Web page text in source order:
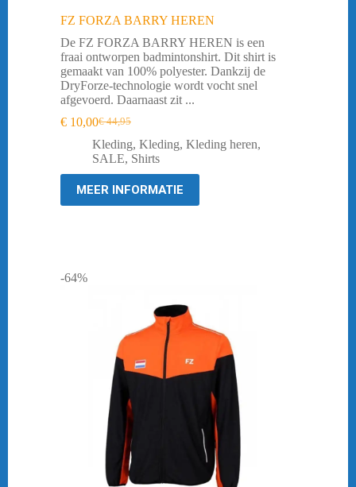
FZ FORZA BARRY HEREN
De FZ FORZA BARRY HEREN is een
fraai ontworpen badmintonshirt. Dit shirt is
gemaakt van 100% polyester. Dankzij de
DryForze-technologie wordt vocht snel
afgevoerd. Daarnaast zit ...
€44,95
Oorspronkelijke
prijs
was:
€ 10,00Huidige
prijs
is:
Kleding, Kleding, Kleding heren,
SALE, Shirts
MEER INFORMATIE
-64%